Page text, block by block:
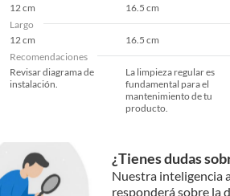
12 cm
16.5 cm
Largo
12 cm
16.5 cm
Recomendaciones
Revisar diagrama de
instalación.
La limpieza regular es
fundamental para el
mantenimiento de tu
producto.
¿Tienes dudas
Nuestra inteligencia
responderá sobre la